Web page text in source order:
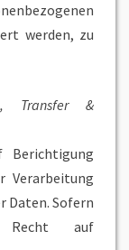
werden, zu
Transfer &
Berichtigung
Verarbeitung
Daten. Sofern
auf